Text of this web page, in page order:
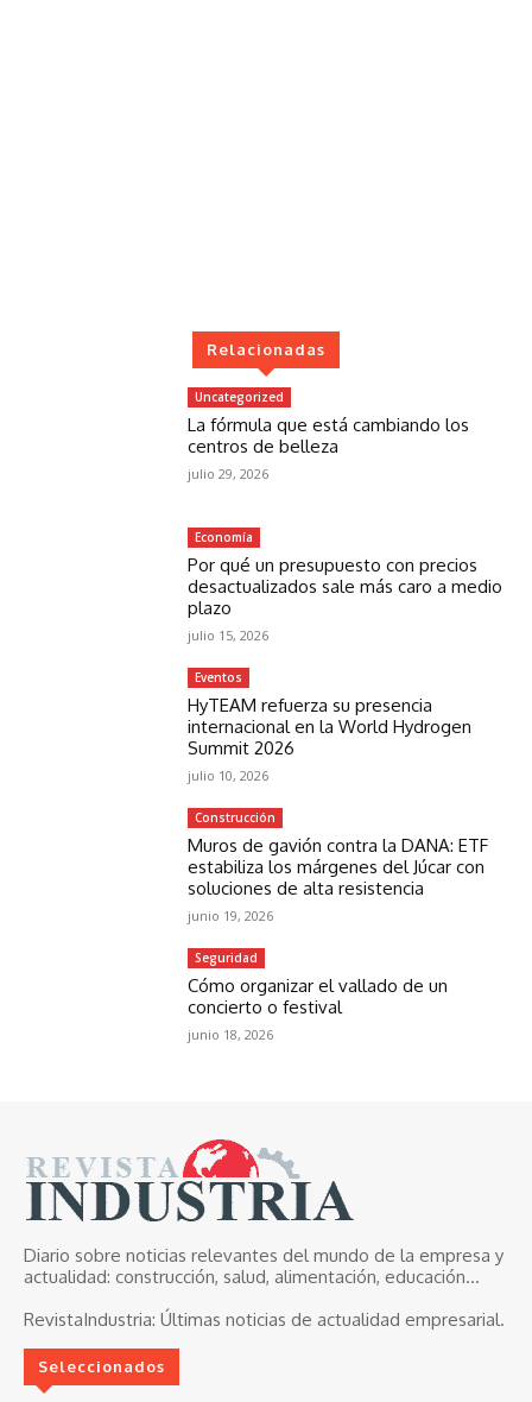
Relacionadas
Uncategorized
La fórmula que está cambiando los
centros de belleza
julio 29, 2026
Economía
Por qué un presupuesto con precios
desactualizados sale más caro a medio
plazo
julio 15, 2026
Eventos
HyTEAM refuerza su presencia
internacional en la World Hydrogen
Summit 2026
julio 10, 2026
Construcción
Muros de gavión contra la DANA: ETF
estabiliza los márgenes del Júcar con
soluciones de alta resistencia
junio 19, 2026
Seguridad
Cómo organizar el vallado de un
concierto o festival
junio 18, 2026
Diario sobre noticias relevantes del mundo de la empresa y
actualidad: construcción, salud, alimentación, educación...
RevistaIndustria: Últimas noticias de actualidad empresarial.
Seleccionados